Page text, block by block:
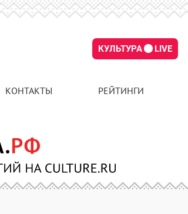
КУЛЬТУРА LIVE
КОНТАКТЫ РЕЙТИНГИ